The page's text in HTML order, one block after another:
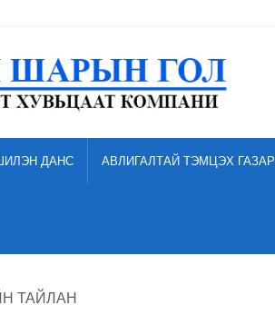
ДАНС АВЛИГАЛТАЙ ТЭМЦЭХ ГАЗАР
ТАЙЛАН